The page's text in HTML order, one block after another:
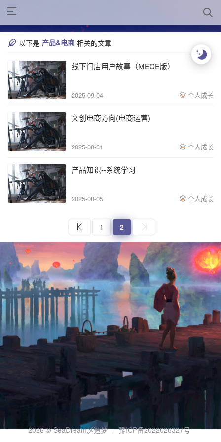
以下是 产品&电商 相关的文章
线下门店用户故事（MECE版）
2025-09-04 个人成长
文创电商方向(电商运营)
2025-08-31 个人成长
产品知识--系统学习
2025-08-05 个人成长
1 2
2026 © SeaDream乄造梦 - 豫ICP备2022026327号